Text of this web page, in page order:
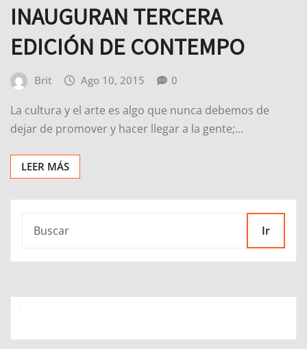
INAUGURAN TERCERA
EDICIÓN DE CONTEMPO
Brit Ago 10, 2015 0
La cultura y el arte es algo que nunca debemos de
dejar de promover y hacer llegar a la gente;…
LEER MÁS
Ir